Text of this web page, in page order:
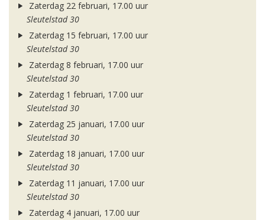
Zaterdag 22 februari, 17.00 uur
Sleutelstad 30
Zaterdag 15 februari, 17.00 uur
Sleutelstad 30
Zaterdag 8 februari, 17.00 uur
Sleutelstad 30
Zaterdag 1 februari, 17.00 uur
Sleutelstad 30
Zaterdag 25 januari, 17.00 uur
Sleutelstad 30
Zaterdag 18 januari, 17.00 uur
Sleutelstad 30
Zaterdag 11 januari, 17.00 uur
Sleutelstad 30
Zaterdag 4 januari, 17.00 uur